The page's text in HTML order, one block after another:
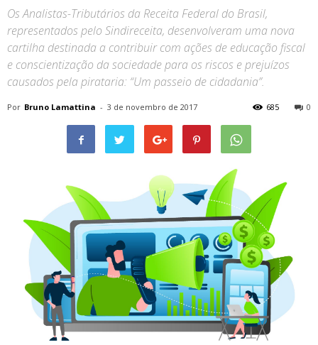
Os Analistas-Tributários da Receita Federal do Brasil,
representados pelo Sindireceita, desenvolveram uma nova
cartilha destinada a contribuir com ações de educação fiscal
e conscientização da sociedade para os riscos e prejuízos
causados pela pirataria: “Um passeio de cidadania”.
Por Bruno Lamattina - 3 de novembro de 2017 0
685